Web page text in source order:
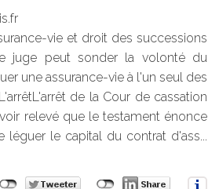
vie et droit des successions
juge peut sonder la volonté du
une assurance-vie à l'un seul des
de la Cour de cassation
relevé que le testament énonce
léguer le capital du contrat d'ass...